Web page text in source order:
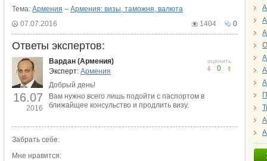
Тема: Армения – Армения: визы, таможня, валюта
0
1404
07.07.2016
Ответы экспертов:
16.07
2016
оценить
0
Вардан (Армения)
Эксперт: Армения
Добрый день!
Вам нужно всего лишь подойти с паспортом в
ближайщее консульство и продлить визу.
Забрать себе:
Мне нравится: